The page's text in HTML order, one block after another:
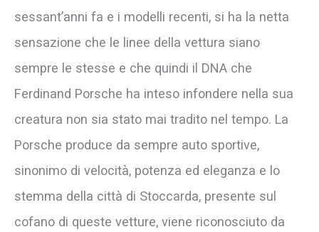
sessant’anni fa e i modelli recenti, si ha la netta
sensazione che le linee della vettura siano
sempre le stesse e che quindi il DNA che
Ferdinand Porsche ha inteso infondere nella sua
creatura non sia stato mai tradito nel tempo. La
Porsche produce da sempre auto sportive,
sinonimo di velocità, potenza ed eleganza e lo
stemma della città di Stoccarda, presente sul
cofano di queste vetture, viene riconosciuto da